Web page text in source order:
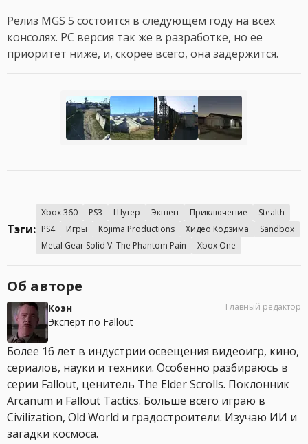
Релиз MGS 5 состоится в следующем году на всех
консолях. PC версия так же в разработке, но ее
приоритет ниже, и, скорее всего, она задержится.
Тэги:
Xbox 360 PS3 Шутер Экшен Приключение
Stealth
PS4
Игры Kojima Productions Хидео Кодзима
Sandbox
Metal Gear Solid V: The Phantom Pain
Xbox One
Об авторе
Коэн
Эксперт по Fallout
Главный редактор
Более 16 лет в индустрии освещения видеоигр, кино,
сериалов, науки и техники. Особенно разбираюсь в
серии Fallout, ценитель The Elder Scrolls. Поклонник
Arcanum и Fallout Tactics. Больше всего играю в
Civilization, Old World и градостроители. Изучаю ИИ и
загадки космоса.